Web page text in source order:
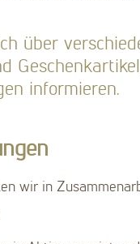
über
informieren.
wir in